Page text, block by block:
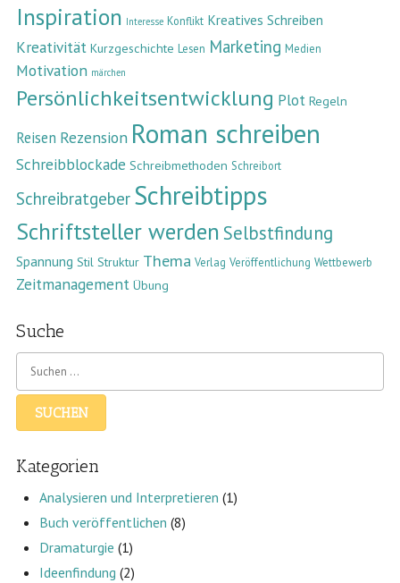
Inspiration Interesse Konflikt Kreatives Schreiben
Kreativität Kurzgeschichte Lesen Marketing Medien
Motivation märchen
Persönlichkeitsentwicklung Plot Regeln
Reisen Rezension Roman schreiben
Schreibblockade Schreibmethoden Schreibort
Schreibratgeber Schreibtipps
Schriftsteller werden Selbstfindung
Spannung Stil Struktur Thema Verlag Veröffentlichung Wettbewerb
Zeitmanagement Übung
Suche
Kategorien
Analysieren und Interpretieren (1)
Buch veröffentlichen (8)
Dramaturgie (1)
Ideenfindung (2)